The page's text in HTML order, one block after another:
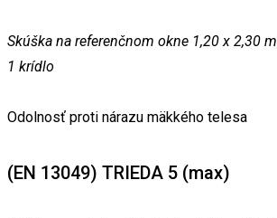
Skúška na referenčnom okne 1,20 x 2,30 m
1 krídlo
Odolnosť proti nárazu mäkkého telesa
(EN 13049) TRIEDA 5 (max)